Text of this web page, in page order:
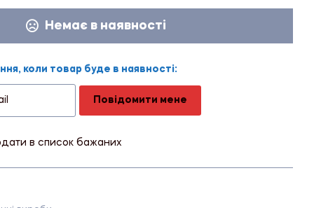
Немає в наявності
коли товар буде в наявності:
Повідомити мене
в список бажаних